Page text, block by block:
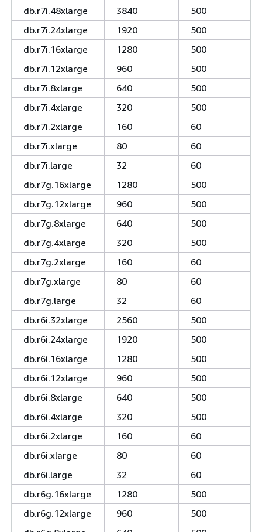
db.r7i.48xlarge
3840
500
db.r7i.24xlarge
1920
500
db.r7i.16xlarge
1280
500
db.r7i.12xlarge
960
500
db.r7i.8xlarge
640
500
db.r7i.4xlarge
320
500
db.r7i.2xlarge
160
60
db.r7i.xlarge
80
60
db.r7i.large
32
60
db.r7g.16xlarge
1280
500
db.r7g.12xlarge
960
500
db.r7g.8xlarge
640
500
db.r7g.4xlarge
320
500
db.r7g.2xlarge
160
60
db.r7g.xlarge
80
60
db.r7g.large
32
60
db.r6i.32xlarge
2560
500
db.r6i.24xlarge
1920
500
db.r6i.16xlarge
1280
500
db.r6i.12xlarge
960
500
db.r6i.8xlarge
640
500
db.r6i.4xlarge
320
500
db.r6i.2xlarge
160
60
db.r6i.xlarge
80
60
db.r6i.large
32
60
db.r6g.16xlarge
1280
500
db.r6g.12xlarge
960
500